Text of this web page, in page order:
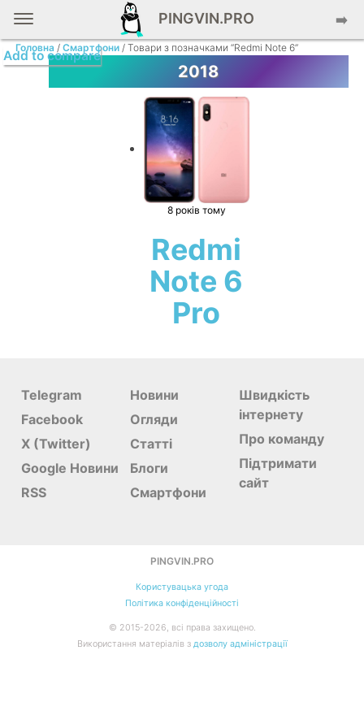
PINGVIN.PRO ➡️
Головна /Смартфони / Товари з позначками “Redmi Note 6”
2018
8 років тому
Redmi
Note 6
Pro
Add to compare
Telegram
Facebook
X (Twitter)
Google Новини
RSS
Новини
Огляди
Статті
Блоги
Смартфони
Швидкість
інтернету
Про команду
Підтримати
сайт
PINGVIN.PRO
Користувацька угода
Політика конфіденційності
© 2015-2026, всі права захищено.
Використання матеріалів з дозволу адміністрації